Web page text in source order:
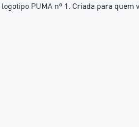
PUMA nº 1. Criada para quem